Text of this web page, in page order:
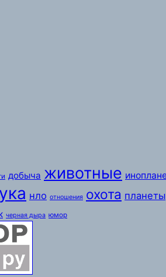
добыча животные
нло отношения охота планеты
черная дыра юмор